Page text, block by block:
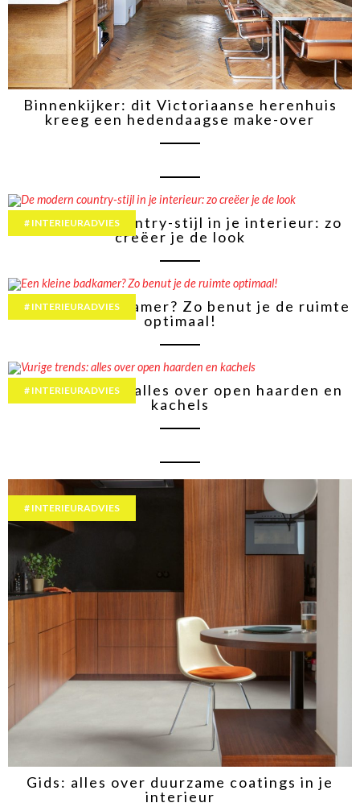
Binnenkijker: dit Victoriaanse herenhuis
kreeg een hedendaagse make-over
INTERIEURADVIES
De modern country-stijl in je interieur: zo
creëer je de look
INTERIEURADVIES
Een kleine badkamer? Zo benut je de ruimte
optimaal!
INTERIEURADVIES
Vurige trends: alles over open haarden en
kachels
INTERIEURADVIES
Gids: alles over duurzame coatings in je
interieur